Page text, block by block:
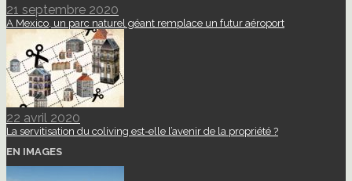
21 septembre 2020
A Mexico, un parc naturel géant remplace un futur aéroport
22 avril 2020
La servitisation du coliving est-elle l’avenir de la propriété ?
EN IMAGES